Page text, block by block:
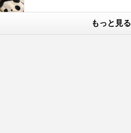
もっと見る